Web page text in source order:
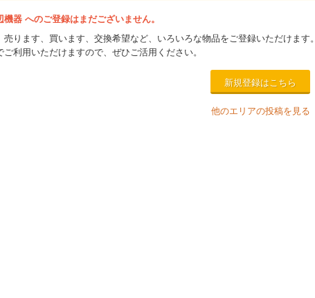
器 へのご登録はまだございません。
売ります、買います、交換希望など、いろいろな物品をご登録いただけます。
ご利用いただけますので、ぜひご活用ください。
新規登録はこちら
他のエリアの投稿を見る